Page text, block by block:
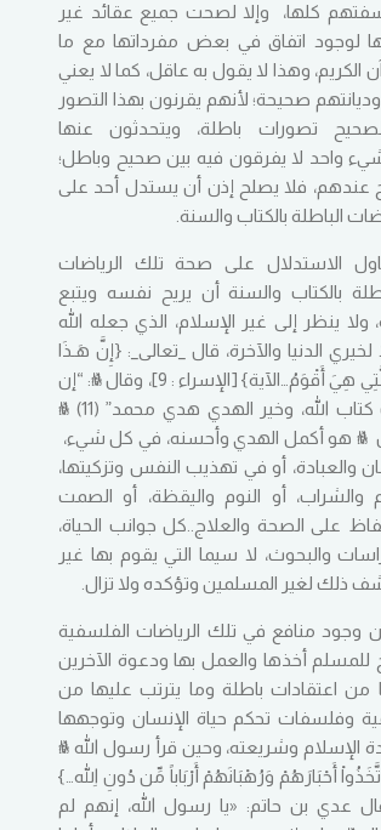
كلها، وإلا لصحت جميع عقائد غير
لوجود اتفاق في بعض مفرداتها مع ما
الكريم، وهذا لا يقول به عاقل، كما لا يعني
صحيحة؛ لأنهم يقرنون بهذا التصور
تصورات باطلة، ويتحدثون عنها
واحد لا يفرقون فيه بين صحيح وباطل؛
عندهم، فلا يصلح إذن أن يستدل أحد على
الباطلة بالكتاب والسنة.
الاستدلال على صحة تلك الرياضات
بالكتاب والسنة أن يريح نفسه ويتبع
ولا ينظر إلى غير الإسلام، الذي جعله الله
لخيري الدنيا والآخرة، قال _تعالى_: {إِنَّ هَـذَا
الْقُرْآنَ يِهْدِي لِلَّتِي هِيَ أَقْوَمُ…الآية} [الإسراء : 9]، وقال ﷺ: “إن
أصدق الحديث كتاب الله، وخير الهدي هدي محمد” (11) ﷺ
ﷺ هو أكمل الهدي وأحسنه، في كل شيء،
والعبادة، أو في تهذيب النفس وتزكيتها،
والشراب، أو النوم واليقظة، أو الصمت
على الصحة والعلاج..كل جوانب الحياة،
والبحوث، لا سيما التي يقوم بها غير
ذلك لغير المسلمين وتؤكده ولا تزال.
وجود منافع في تلك الرياضات الفلسفية
للمسلم أخذها والعمل بها ودعوة الآخرين
من اعتقادات باطلة وما يترتب عليها من
وفلسفات تحكم حياة الإنسان وتوجهها
الإسلام وشريعته، وحين قرأ رسول الله ﷺ
أَحْبَارَهُمْ وَرُهْبَانَهُمْ أَرْبَاباً مِّن دُونِ اللّهِ…}
: 31] قال عدي بن حاتم: «يا رسول الله، إنهم لم